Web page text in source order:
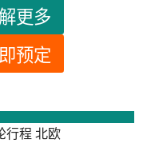
更多
预定